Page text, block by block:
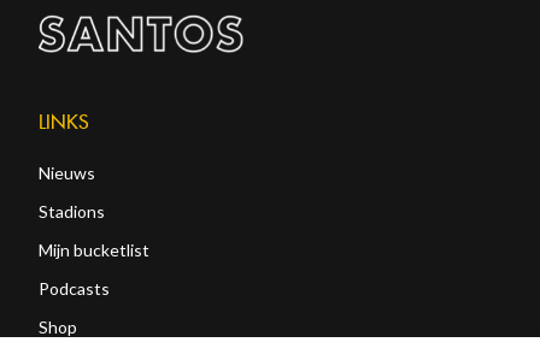
LINKS
Nieuws
Stadions
Mijn bucketlist
Podcasts
Shop